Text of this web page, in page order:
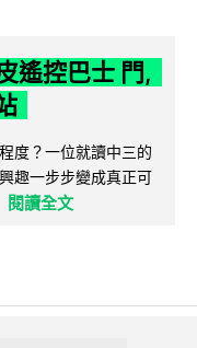
遙控巴士 門,
度？一位就讀中三的
趣一步步變成真正可
閱讀全文